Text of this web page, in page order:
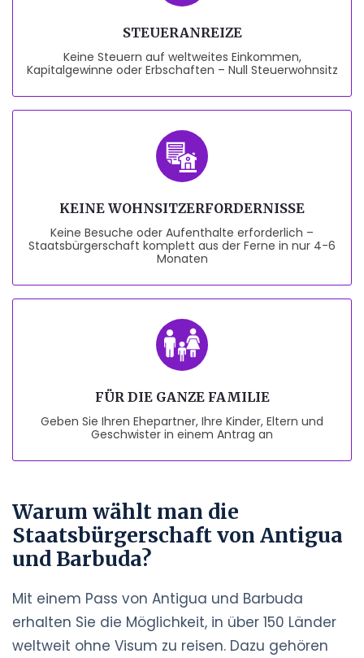
STEUERANREIZE
Keine Steuern auf weltweites Einkommen,
Kapitalgewinne oder Erbschaften – Null Steuerwohnsitz
KEINE WOHNSITZERFORDERNISSE
Keine Besuche oder Aufenthalte erforderlich –
Staatsbürgerschaft komplett aus der Ferne in nur 4-6
Monaten
FÜR DIE GANZE FAMILIE
Geben Sie Ihren Ehepartner, Ihre Kinder, Eltern und
Geschwister in einem Antrag an
Warum wählt man die
Staatsbürgerschaft von Antigua
und Barbuda?
Mit einem Pass von Antigua und Barbuda
erhalten Sie die Möglichkeit, in über 150 Länder
weltweit ohne Visum zu reisen. Dazu gehören